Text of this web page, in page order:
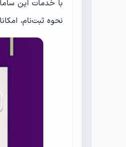
نحوه ثبت‌نام،